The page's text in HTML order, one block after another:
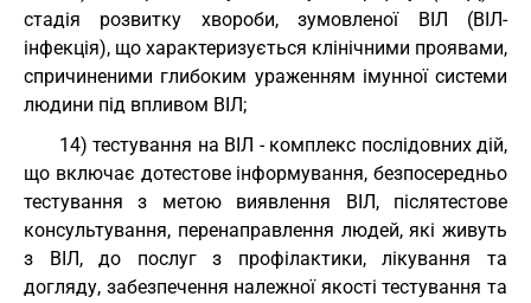
стадія розвитку хвороби, зумовленої ВІЛ (ВІЛ-
інфекція), що характеризується клінічними проявами,
спричиненими глибоким ураженням імунної системи
людини під впливом ВІЛ;
14) тестування на ВІЛ - комплекс послідовних дій,
що включає дотестове інформування, безпосередньо
тестування з метою виявлення ВІЛ, післятестове
консультування, перенаправлення людей, які живуть
з ВІЛ, до послуг з профілактики, лікування та
догляду, забезпечення належної якості тестування та